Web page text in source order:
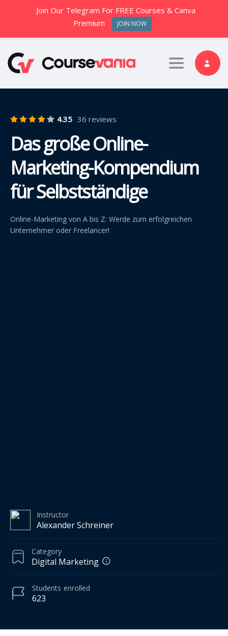
Toggle
4.35 36 reviews
Das große Online-
Marketing-Kompendium
für Selbstständige
Online-Marketing von A bis Z: Werde zum erfolgreichen
Unternehmer oder Freelancer!
Instructor
Alexander Schreiner
Category
Digital Marketing
623
Students enrolled
Join Our Telegram For FREE Courses & Canva
Premium
JOIN NOW